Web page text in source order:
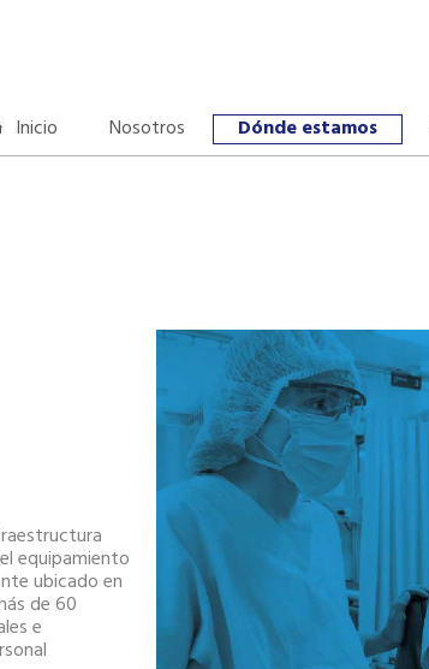
Inicio Nosotros Dónde estamos
equipamiento
ubicado en
de 60
e